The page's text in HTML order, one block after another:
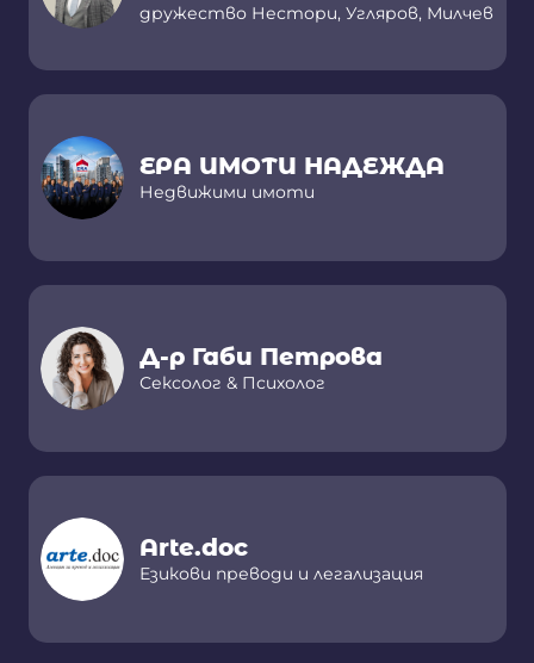
дружество Нестори, Угляров, Милчев
ЕРА ИМОТИ НАДЕЖДА
Недвижими имоти
Д-р Габи Петрова
Сексолог & Психолог
Arte.doc
Езикови преводи и легализация